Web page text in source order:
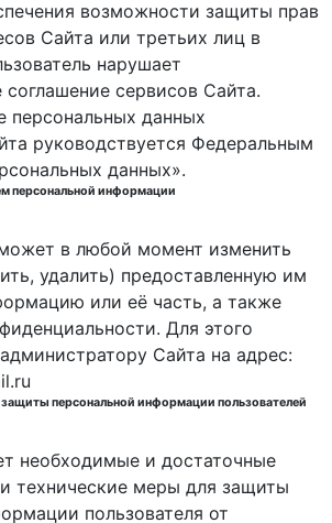
возможности защиты прав
Сайта или третьих лиц в
нарушает
соглашение сервисов Сайта.
персональных данных
руководствуется Федеральным
данных».
персональной информации
может в любой момент изменить
удалить) предоставленную им
или её часть, а также
Для этого
Сайта на адрес:
персональной информации пользователей
необходимые и достаточные
технические меры для защиты
пользователя от